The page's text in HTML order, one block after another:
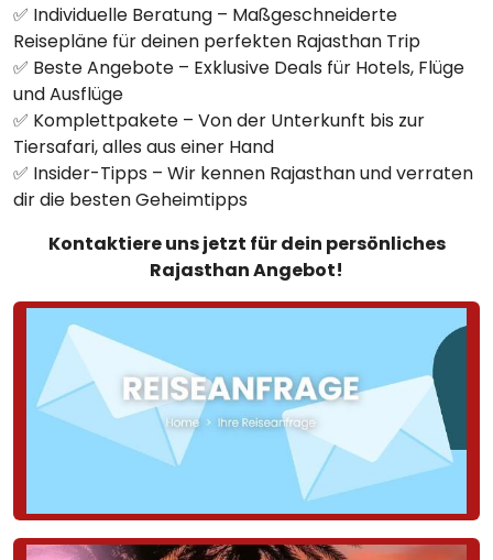
✅ Individuelle Beratung – Maßgeschneiderte
Reisepläne für deinen perfekten Rajasthan Trip
✅ Beste Angebote – Exklusive Deals für Hotels, Flüge
und Ausflüge
✅ Komplettpakete – Von der Unterkunft bis zur
Tiersafari, alles aus einer Hand
✅ Insider-Tipps – Wir kennen Rajasthan und verraten
dir die besten Geheimtipps
Kontaktiere uns jetzt für dein persönliches
Rajasthan Angebot!